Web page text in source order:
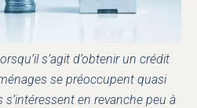
s’agit d’obtenir un crédit
se préoccupent quasi
en revanche peu à